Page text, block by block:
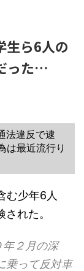
生ら6人の
った…
法違反で逮
は最近流行り
む少年6人
れた。
年２月の深
乗って反対車